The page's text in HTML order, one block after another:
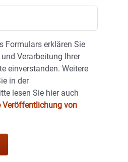
Formulars erklären Sie
Verarbeitung Ihrer
einverstanden. Weitere
in der
lesen Sie hier auch
Veröffentlichung von